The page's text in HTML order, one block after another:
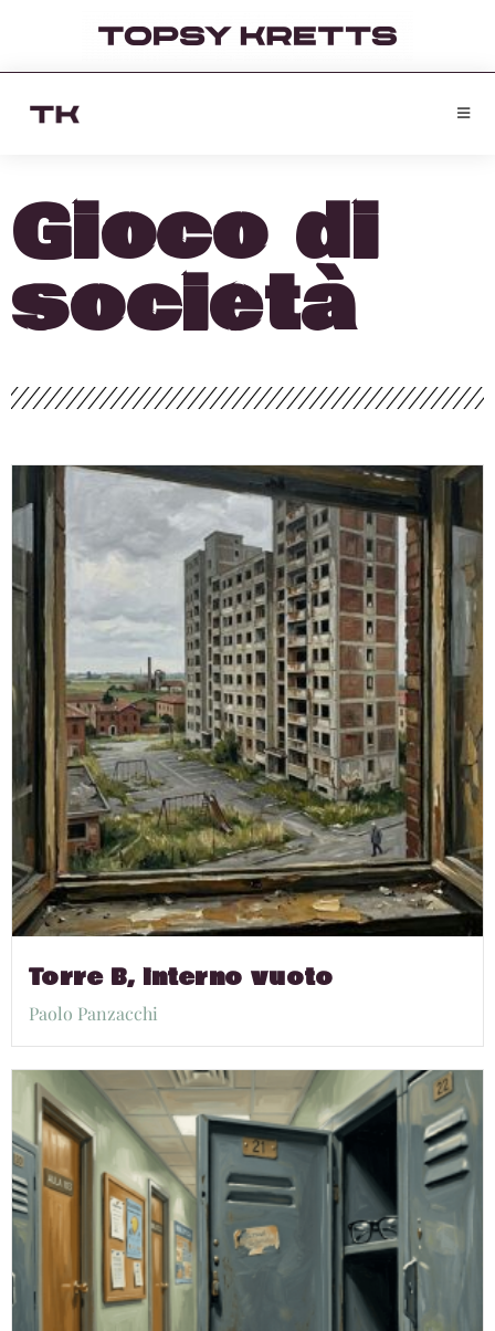
Gioco di
società
Torre B, interno vuoto
Paolo Panzacchi